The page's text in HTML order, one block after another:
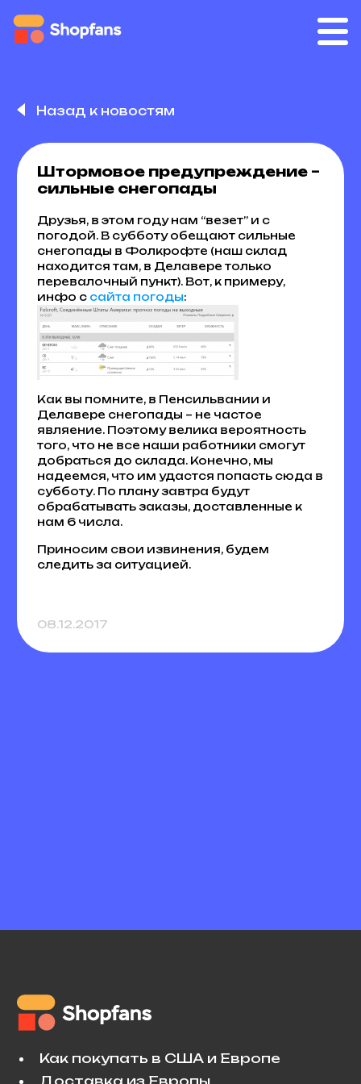
Назад к новостям
Штормовое предупреждение –
сильные снегопады
Друзья, в этом году нам “везет” и с
погодой. В субботу обещают сильные
снегопады в Фолкрофте (наш склад
находится там, в Делавере только
перевалочный пункт). Вот, к примеру,
инфо с сайта погоды:
Как вы помните, в Пенсильвании и
Делавере снегопады – не частое
являение. Поэтому велика вероятность
того, что не все наши работники смогут
добраться до склада. Конечно, мы
надеемся, что им удастся попасть сюда в
субботу. По плану завтра будут
обрабатывать заказы, доставленные к
нам 6 числа.
Приносим свои извинения, будем
следить за ситуацией.
08.12.2017
Как покупать в США и Европе
Доставка из Европы